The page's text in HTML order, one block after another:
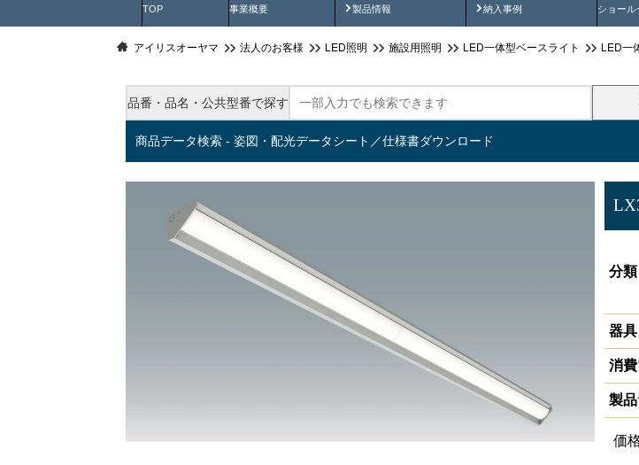
TOP 事業概要 製品情報
製品動画 納入事例
納入事例動画 ショール
アイリスオーヤマ 法人のお客様 LED照明 施設用照明 LED一体型ベースライト LED一
品番・品名・公共型番で探す
商品データ検索 - 姿図・配光データシート／仕様書ダウンロード
分類
器
消
製
価